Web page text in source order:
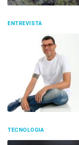
ENTREVISTA
TECNOLOGIA